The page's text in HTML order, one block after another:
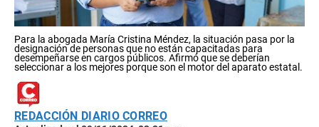
Para la abogada María Cristina Méndez, la situación pasa por la
designación de personas que no están capacitadas para
desempeñarse en cargos públicos. Afirmó que se deberían
seleccionar a los mejores porque son el motor del aparato estatal.
REDACCIÓN DIARIO CORREO